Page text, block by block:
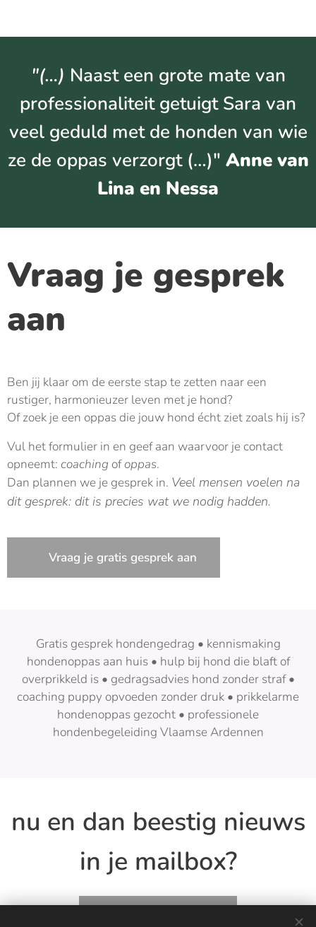
"(…) Naast een grote mate van
professionaliteit getuigt Sara van
veel geduld met de honden van wie
ze de oppas verzorgt (…)" Anne van
Lina en Nessa
Vraag je gesprek
aan
Ben jij klaar om de eerste stap te zetten naar een
rustiger, harmonieuzer leven met je hond?
Of zoek je een oppas die jouw hond écht ziet zoals hij is?
Vul het formulier in en geef aan waarvoor je contact
opneemt: coaching ofoppas.
Dan plannen we je gesprek in. Veel mensen voelen na
dit gesprek: dit is precies wat we nodig hadden.
📞 Vraag je gratis gesprek aan
Gratis gesprek hondengedrag • kennismaking
hondenoppas aan huis • hulp bij hond die blaft of
overprikkeld is • gedragsadvies hond zonder straf •
coaching puppy opvoeden zonder druk • prikkelarme
hondenoppas gezocht • professionele
hondenbegeleiding Vlaamse Ardennen
nu en dan beestig nieuws
in je mailbox?